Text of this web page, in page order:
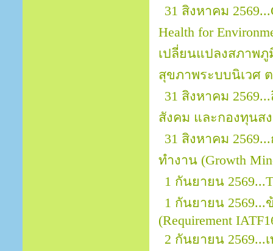
31 สิงหาคม
Health for
เปลี่ยนแปลงสภาพ
สุขภาพระบบนิเวศ
31 สิงหาคม
สังคม และกองทุนส
31 สิงหาคม
ทำงาน (Growth
1 กันยายน
1 กันยายน
(Requirement
2 กันยายน 2569...